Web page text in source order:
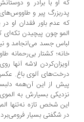
او با برادر و دوستانش
پیر و طاووس‌های داخل
عدم باور فقدان او در
چون پیچیدن تکه‌ای کیک
جسد می‌انجامد و نیز به
کشتار بی‌رحمانه‌
لاشه‌ آنها روی
آلوی باغ. عکس‌العملی
از این آن‌همه
بسیارش به الموی
شخص تازه نه‌تنها المو و
شگفتی بسیار فرومی‌برد.